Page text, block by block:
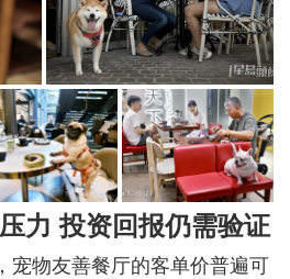
力 投资回报仍需验证
宠物友善餐厅的客单价普遍可